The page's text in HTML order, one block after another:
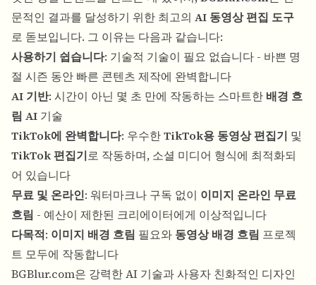
문적인 결과를 달성하기 위한 최고의 AI 동영상 편집 도구
로 돋보입니다. 그 이유는 다음과 같습니다:
사용하기 쉽습니다: 기술적 기술이 필요 없습니다 - 바쁜 명
절 시즌 동안 빠른 콘텐츠 제작에 완벽합니다
AI 기반: 시간이 아닌 몇 초 만에 작동하는 스마트한 배경 흐
림 AI 기술
TikTok에 완벽합니다: 우수한TikTok용 동영상 편집기 및
TikTok 편집기로 작동하며, 소셜 미디어 형식에 최적화되
어 있습니다
무료 및 온라인: 워터마크나 구독 없이 이미지 온라인 무료
흐림 - 예산이 제한된 크리에이터에게 이상적입니다
다목적: 이미지 배경 흐림 필요와 동영상 배경 흐림 프로젝
트 모두에 작동합니다
BGBlur.com은 강력한 AI 기술과 사용자 친화적인 디자인